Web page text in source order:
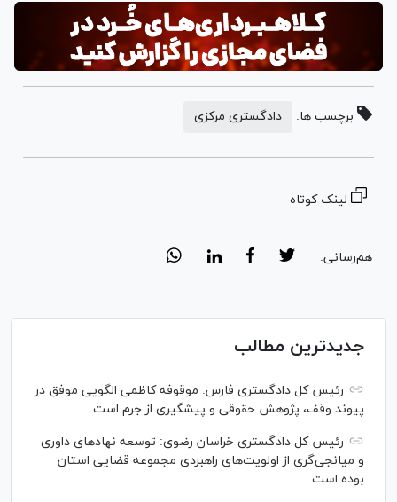
برچسب ها: دادگستری مرکزی
لینک کوتاه
هم‌رسانی:
جدیدترین مطالب
رئیس کل دادگستری فارس: موقوفه کاظمی الگویی موفق در
پیوند وقف، پژوهش حقوقی و پیشگیری از جرم است
رئیس کل دادگستری خراسان رضوی: توسعه نهاد‌های داوری
و میانجی‌گری از اولویت‌های راهبردی مجموعه قضایی استان
بوده است